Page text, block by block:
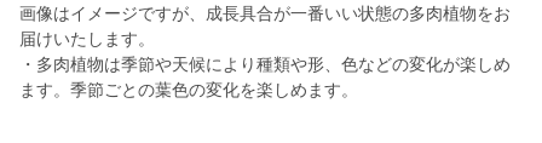
画像はイメージですが、成長具合が一番いい状態の多肉植物をお
届けいたします。
・多肉植物は季節や天候により種類や形、色などの変化が楽しめ
ます。季節ごとの葉色の変化を楽しめます。